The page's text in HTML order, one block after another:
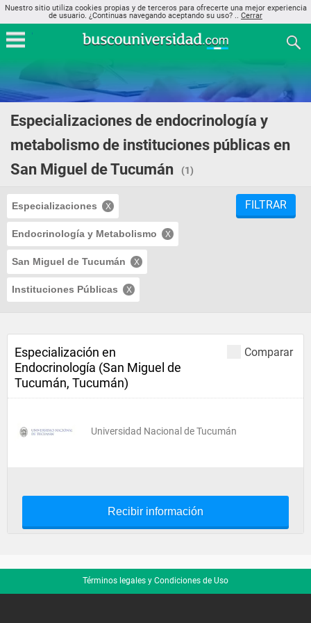
Nuestro sitio utiliza cookies propias y de terceros para ofrecerte una mejor experiencia
de usuario. ¿Continuas navegando aceptando su uso? .. Cerrar
Especializaciones de endocrinología y
metabolismo de instituciones públicas en
San Miguel de Tucumán
(1)
Especializaciones
Endocrinología y Metabolismo
San Miguel de Tucumán
Instituciones Públicas
FILTRAR
Comparar
Especialización en
Endocrinología (San Miguel de
Tucumán, Tucumán)
Universidad Nacional de Tucumán
Recibir información
Términos legales y Condiciones de Uso